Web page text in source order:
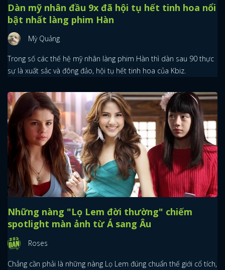
Dàn mỹ nhân đầu 9x đã hội tụ hết tinh hoa nổi
bật nhất làng phim Hàn
Mỳ Quảng
Trong số các thế hệ mỹ nhân làng phim Hàn thì dàn sau 90 thực
sự là xuất sắc và đông đảo, hội tụ hết tinh hoa của Kbiz.
Những nàng "Lọ Lem đời thường" chiếm
spotlight màn ảnh từ Á sang Âu
Roses
Chẳng cần phải là những nàng Lọ Lem đúng chuẩn thế giới cổ tích,